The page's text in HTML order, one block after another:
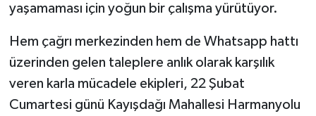
yaşamaması için yoğun bir çalışma yürütüyor.
Hem çağrı merkezinden hem de Whatsapp hattı
üzerinden gelen taleplere anlık olarak karşılık
veren karla mücadele ekipleri, 22 Şubat
Cumartesi günü Kayışdağı Mahallesi Harmanyolu